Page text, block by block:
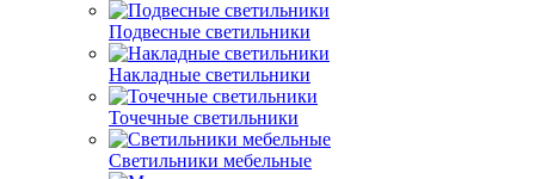
Подвесные светильники
Накладные светильники
Точечные светильники
Светильники мебельные